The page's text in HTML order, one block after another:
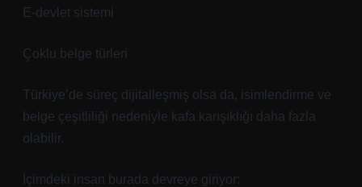
E-devlet sistemi
Çoklu belge türleri
Türkiye’de süreç dijitalleşmiş olsa da, isimlendirme ve
belge çeşitliliği nedeniyle kafa karışıklığı daha fazla
olabilir.
İçimdeki insan burada devreye giriyor: